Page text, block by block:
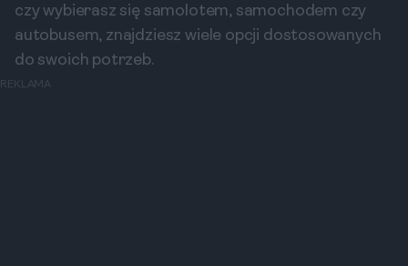
czy wybierasz się samolotem, samochodem czy
autobusem, znajdziesz wiele opcji dostosowanych
do swoich potrzeb.
REKLAMA